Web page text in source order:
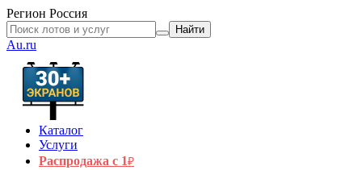
Регион Россия
Найти
Au.ru
Каталог
Услуги
Распродажа с 1₽